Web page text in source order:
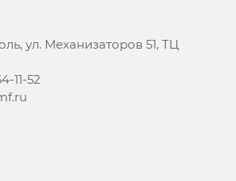
ул. Механизаторов 51, ТЦ
11-52